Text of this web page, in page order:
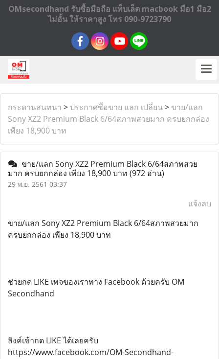
OMsecondhand รับซื้อมือถือ แท็บเล็ต macbook มือ1 มือ2
ไม่อั้น ให้ราคาสูง โทร 090-9723790
กระดานสนทนา > ประกาศซื้อขาย แลก เปลี่ยน> ขาย/แลก
Sony XZ2 Premium Black 6/64สภาพสวยมาก ครบยกกล่อง
เพียง 18,900 บาท
ขาย/แลก Sony XZ2 Premium Black 6/64สภาพสวย
มาก ครบยกกล่อง เพียง 18,900 บาท (972 อ่าน)
29 พ.ย. 2561 03:37
แจ้งลบ
ขาย/แลก Sony XZ2 Premium Black 6/64สภาพสวยมาก
ครบยกกล่อง เพียง 18,900 บาท
ช่วยกด LIKE เพจของเราทาง Facebook ด้วยครับ OM
Secondhand
ลิงค์เข้ากด LIKE ได้เลยครับ
https://www.facebook.com/OM-Secondhand-